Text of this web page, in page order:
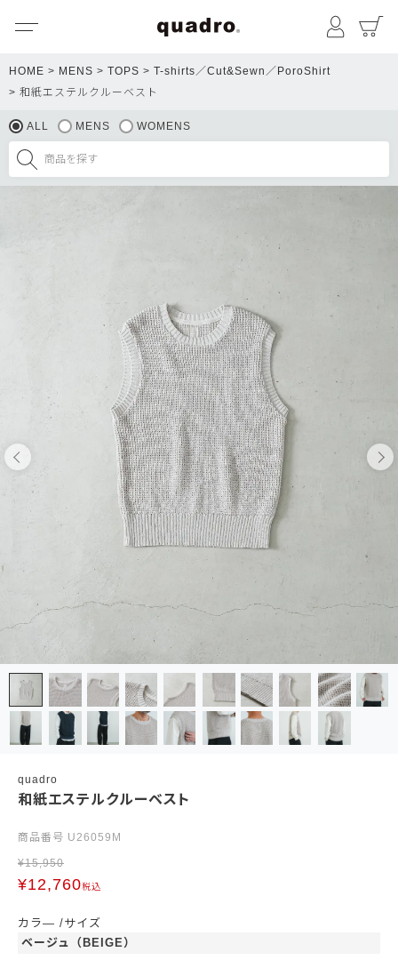
マイペ
HOME MENS TOPS
T-shirts／Cut&Sewn／PoroShirt
和紙エステルクルーベスト
ALL MENS WOMENS
quadro
和紙エステルクルーベスト
商品番号 U26059M
¥15,950
¥12,760税込
カラ―
サイズ
ベージュ（BEIGE）